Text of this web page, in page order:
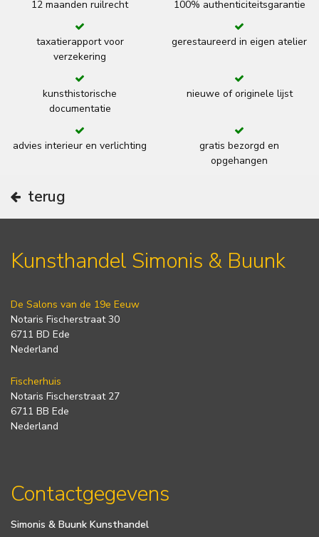
12 maanden ruilrecht 100% authenticiteitsgarantie
taxatierapport voor
verzekering
gerestaureerd in eigen atelier
kunsthistorische
documentatie
nieuwe of originele lijst
advies interieur en verlichting
gratis bezorgd en
opgehangen
terug
Kunsthandel Simonis & Buunk
De Salons van de 19e Eeuw
Notaris Fischerstraat 30
6711 BD Ede
Nederland
Fischerhuis
Notaris Fischerstraat 27
6711 BB Ede
Nederland
Contactgegevens
Simonis & Buunk Kunsthandel